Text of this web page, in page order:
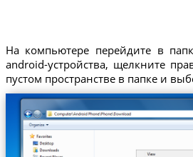
На компьютере перейдите в
android-устройства, щелкните
пустом пространстве в папке и